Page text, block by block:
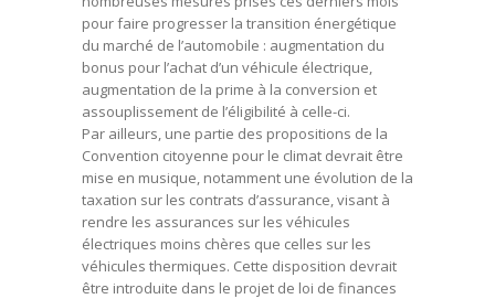
pour faire progresser la transition énergétique
du marché de l’automobile : augmentation du
bonus pour l’achat d’un véhicule électrique,
augmentation de la prime à la conversion et
assouplissement de l’éligibilité à celle-ci.
Par ailleurs, une partie des propositions de la
Convention citoyenne pour le climat devrait être
mise en musique, notamment une évolution de la
taxation sur les contrats d’assurance, visant à
rendre les assurances sur les véhicules
électriques moins chères que celles sur les
véhicules thermiques. Cette disposition devrait
être introduite dans le projet de loi de finances